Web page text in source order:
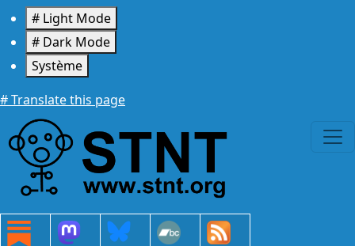
Aller au contenu principal
# Light Mode
# Dark Mode
Système
# Translate this page